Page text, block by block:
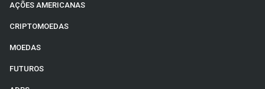
AÇÕES AMERICANAS
CRIPTOMOEDAS
MOEDAS
FUTUROS